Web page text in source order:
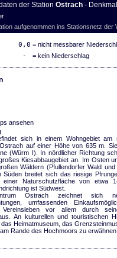
der Station Ostrach-
aufgenommen ins Stationsnetz der
0,0 = nicht messbarer
- = kein Niederschlag
ansehen
sich in einem Wohngebiet am
auf einer Höhe von 635 m.
(Würm I). In nördlicher Richtung
Kiesabbaugebiet an. Im Osten
Wäldern (Pfullendorfer Wald und
Süden breitet sich das riesige
Naturschutzfläche von etwa
ist Südwest.
Ostrach zeichnet sich
umfassenden
vor allem durch
An kulturellen und touristischen
Heimatmuseum, das
Rande des Hochmoors zu erwähnen.